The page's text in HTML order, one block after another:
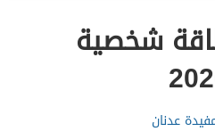
شخصية
عدنان